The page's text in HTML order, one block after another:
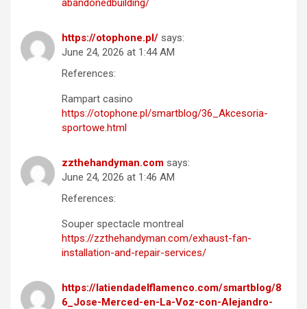
abandonedbuilding/
https://otophone.pl/ says:
June 24, 2026 at 1:44 AM
References:
Rampart casino
https://otophone.pl/smartblog/36_Akcesoria-
sportowe.html
zzthehandyman.com says:
June 24, 2026 at 1:46 AM
References:
Souper spectacle montreal
https://zzthehandyman.com/exhaust-fan-
installation-and-repair-services/
https://latiendadelflamenco.com/smartblog/8
6_Jose-Merced-en-La-Voz-con-Alejandro-